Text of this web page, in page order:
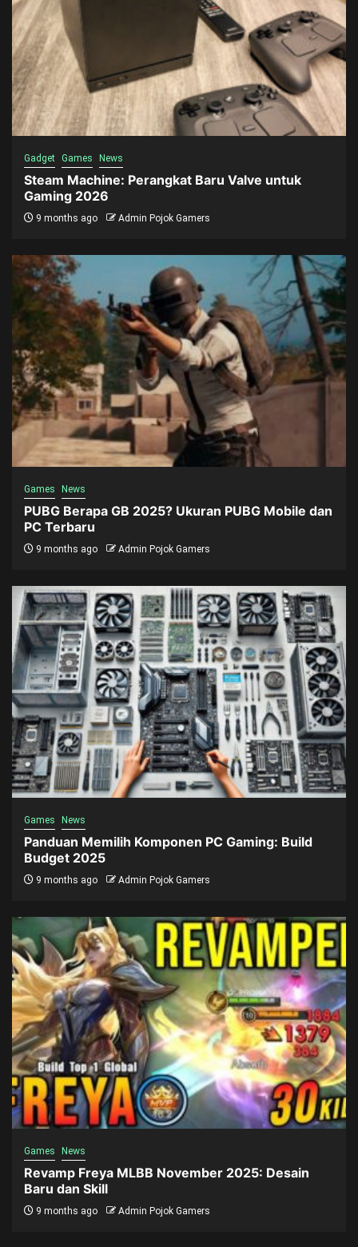
Gadget Games News
Steam Machine: Perangkat Baru Valve untuk
Gaming 2026
9 months ago Admin Pojok Gamers
Games News
PUBG Berapa GB 2025? Ukuran PUBG Mobile dan
PC Terbaru
9 months ago Admin Pojok Gamers
Games News
Panduan Memilih Komponen PC Gaming: Build
Budget 2025
9 months ago Admin Pojok Gamers
Games News
Revamp Freya MLBB November 2025: Desain
Baru dan Skill
9 months ago Admin Pojok Gamers